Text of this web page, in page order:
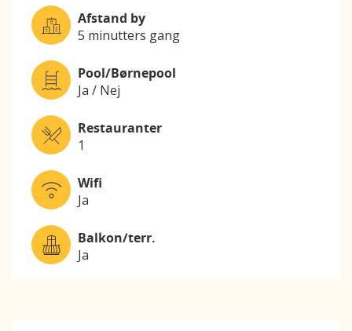
Afstand by
5 minutters gang
Pool/Børnepool
Ja / Nej
Restauranter
1
Wifi
Ja
Balkon/terr.
Ja